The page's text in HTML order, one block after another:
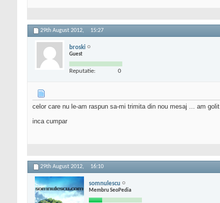
29th August 2012, 15:27
broski
Guest
Reputatie: 0
celor care nu le-am raspun sa-mi trimita din nou mesaj ... am
inca cumpar
29th August 2012, 16:10
somnulescu
Membru SeoPedia